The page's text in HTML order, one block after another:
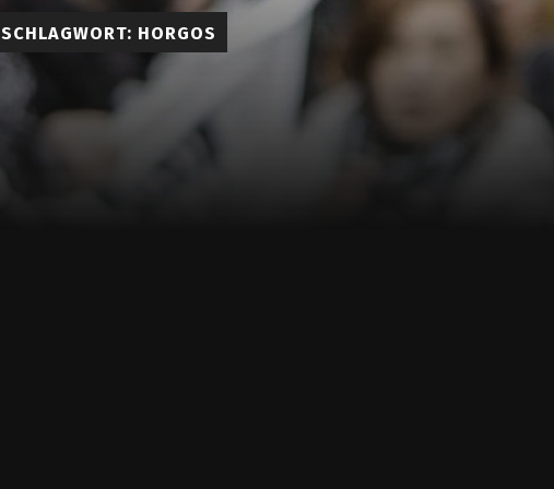
Lueddemann.de
SCHLAGWORT: HORGOS